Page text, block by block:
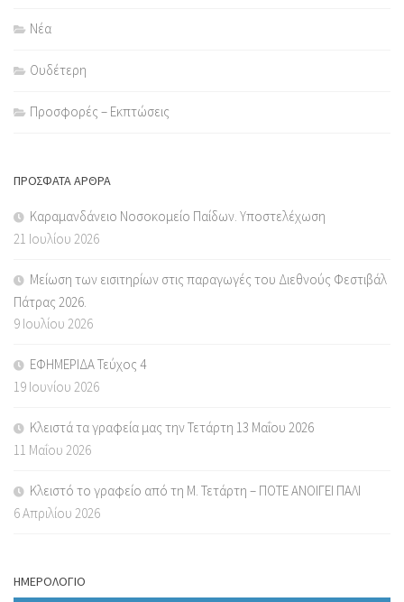
Νέα
Ουδέτερη
Προσφορές – Εκπτώσεις
ΠΡΌΣΦΑΤΑ ΆΡΘΡΑ
Καραμανδάνειο Νοσοκομείο Παίδων. Υποστελέχωση
21 Ιουλίου 2026
Μείωση των εισιτηρίων στις παραγωγές του Διεθνούς Φεστιβάλ
Πάτρας 2026.
9 Ιουλίου 2026
ΕΦΗΜΕΡΙΔΑ Τεύχος 4
19 Ιουνίου 2026
Κλειστά τα γραφεία μας την Τετάρτη 13 Μαΐου 2026
11 Μαΐου 2026
Κλειστό το γραφείο από τη Μ. Τετάρτη – ΠΟΤΕ ΑΝΟΙΓΕΙ ΠΑΛΙ
6 Απριλίου 2026
ΗΜΕΡΟΛΟΓΙΟ